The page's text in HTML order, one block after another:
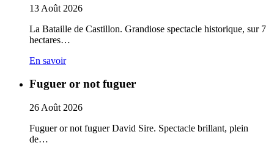
13 Août 2026
La Bataille de Castillon. Grandiose spectacle historique, sur 7
hectares…
En savoir
Fuguer or not fuguer
26 Août 2026
Fuguer or not fuguer David Sire. Spectacle brillant, plein
de…